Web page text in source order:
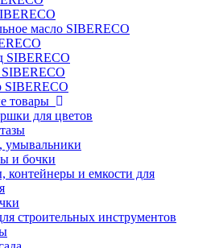
масло SIBERECO
SIBERECO
SIBERECO
товары
для цветов
умывальники
и бочки
контейнеры и емкости для
строительных инструментов